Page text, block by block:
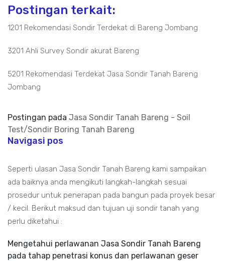
Postingan terkait:
1201 Rekomendasi Sondir Terdekat di Bareng Jombang
3201 Ahli Survey Sondir akurat Bareng
5201 Rekomendasi Terdekat Jasa Sondir Tanah Bareng
Jombang
Postingan pada Jasa Sondir Tanah Bareng - Soil
Test/Sondir Boring Tanah Bareng
Navigasi pos
Seperti ulasan Jasa Sondir Tanah Bareng kami sampaikan
ada baiknya anda mengikuti langkah-langkah sesuai
prosedur untuk penerapan pada bangun pada proyek besar
/ kecil. Berikut maksud dan tujuan uji sondir tanah yang
perlu diketahui :
Mengetahui perlawanan Jasa Sondir Tanah Bareng
pada tahap penetrasi konus dan perlawanan geser